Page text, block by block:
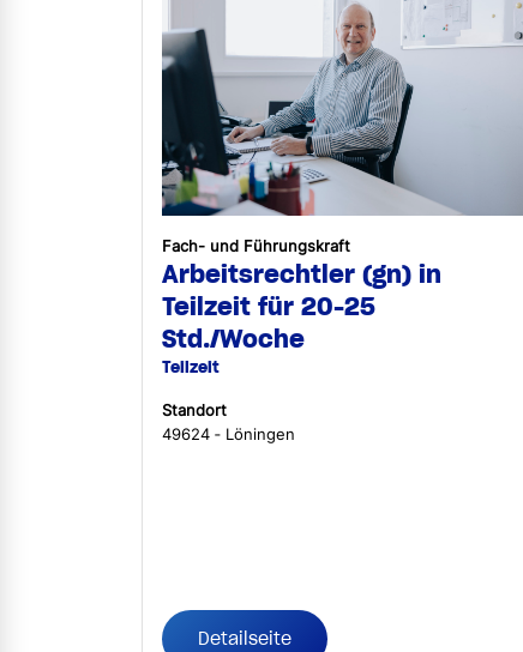
Fach- und Führungskraft
Arbeitsrechtler (gn) in
Teilzeit für 20-25
Std./Woche
Teilzeit
Standort
49624 ‐ Löningen
Detailseite